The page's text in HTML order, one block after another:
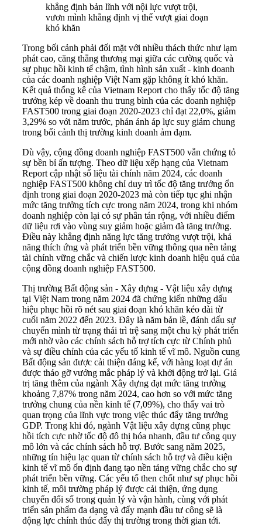
khẳng định bản lĩnh với nội lực vượt trội,
vươn mình khẳng định vị thế vượt giai đoạn
khó khăn
Trong bối cảnh phải đối mặt với nhiều thách thức như lạm
phát cao, căng thẳng thương mại giữa các cường quốc và
sự phục hồi kinh tế chậm, tình hình sản xuất - kinh doanh
của các doanh nghiệp Việt Nam gặp không ít khó khăn.
Kết quả thống kê của Vietnam Report cho thấy tốc độ tăng
trưởng kép về doanh thu trung bình của các doanh nghiệp
FAST500 trong giai đoạn 2020-2023 chỉ đạt 22,0%, giảm
3,29% so với năm trước, phản ánh áp lực suy giảm chung
trong bối cảnh thị trường kinh doanh ảm đạm.
Dù vậy, cộng đồng doanh nghiệp FAST500 vẫn chứng tỏ
sự bền bỉ ấn tượng. Theo dữ liệu xếp hạng của Vietnam
Report cập nhật số liệu tài chính năm 2024, các doanh
nghiệp FAST500 không chỉ duy trì tốc độ tăng trưởng ổn
định trong giai đoạn 2020-2023 mà còn tiếp tục ghi nhận
mức tăng trưởng tích cực trong năm 2024, trong khi nhóm
doanh nghiệp còn lại có sự phân tán rộng, với nhiều điểm
dữ liệu rơi vào vùng suy giảm hoặc giảm đà tăng trưởng.
Điều này khẳng định năng lực tăng trưởng vượt trội, khả
năng thích ứng và phát triển bền vững thông qua nền tảng
tài chính vững chắc và chiến lược kinh doanh hiệu quả của
cộng đồng doanh nghiệp FAST500.
Thị trường Bất động sản - Xây dựng - Vật liệu xây dựng
tại Việt Nam trong năm 2024 đã chứng kiến những dấu
hiệu phục hồi rõ nét sau giai đoạn khó khăn kéo dài từ
cuối năm 2022 đến 2023. Đây là năm bản lề, đánh dấu sự
chuyển mình từ trạng thái trì trệ sang một chu kỳ phát triển
mới nhờ vào các chính sách hỗ trợ tích cực từ Chính phủ
và sự điều chỉnh của các yếu tố kinh tế vĩ mô. Nguồn cung
Bất động sản được cải thiện đáng kể, với hàng loạt dự án
được tháo gỡ vướng mắc pháp lý và khởi động trở lại. Giá
trị tăng thêm của ngành Xây dựng đạt mức tăng trưởng
khoảng 7,87% trong năm 2024, cao hơn so với mức tăng
trưởng chung của nền kinh tế (7,09%), cho thấy vai trò
quan trọng của lĩnh vực trong việc thúc đẩy tăng trưởng
GDP. Trong khi đó, ngành Vật liệu xây dựng cũng phục
hồi tích cực nhờ tốc độ đô thị hóa nhanh, đầu tư công quy
mô lớn và các chính sách hỗ trợ. Bước sang năm 2025,
những tín hiệu lạc quan từ chính sách hỗ trợ và điều kiện
kinh tế vĩ mô ổn định đang tạo nền tảng vững chắc cho sự
phát triển bền vững. Các yếu tố then chốt như sự phục hồi
kinh tế, môi trường pháp lý được cải thiện, ứng dụng
chuyển đổi số trong quản lý và vận hành, cùng với phát
triển sản phẩm đa dạng và đẩy mạnh đầu tư công sẽ là
động lực chính thúc đẩy thị trường trong thời gian tới.